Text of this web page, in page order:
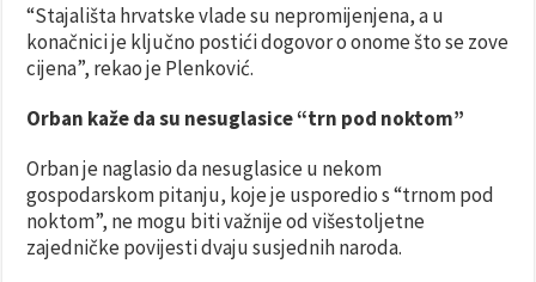
“Stajališta hrvatske vlade su nepromijenjena, a u
konačnici je ključno postići dogovor o onome što se zove
cijena”, rekao je Plenković.
Orban kaže da su nesuglasice “trn pod noktom”
Orban je naglasio da nesuglasice u nekom
gospodarskom pitanju, koje je usporedio s “trnom pod
noktom”, ne mogu biti važnije od višestoljetne
zajedničke povijesti dvaju susjednih naroda.